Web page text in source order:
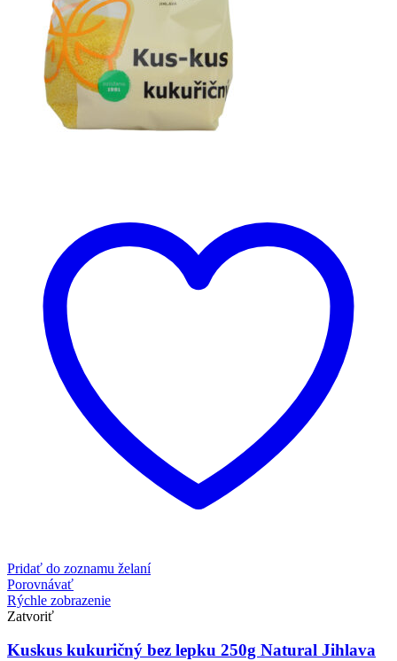
Pridať do zoznamu želaní
Porovnávať
Rýchle zobrazenie
Zatvoriť
Kuskus kukuričný bez lepku 250g Natural Jihlava